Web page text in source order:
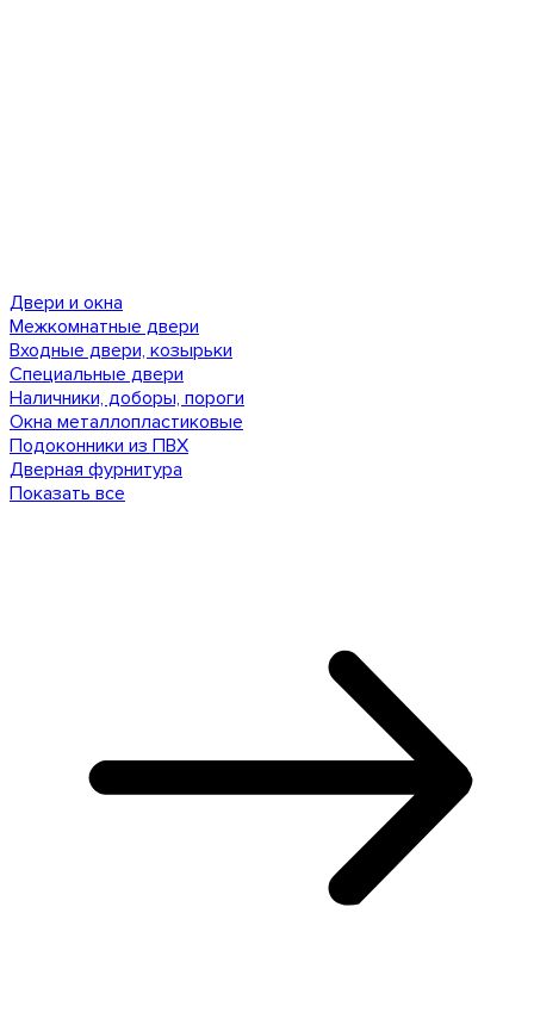
Двери и окна
Межкомнатные двери
Входные двери, козырьки
Специальные двери
Наличники, доборы, пороги
Окна металлопластиковые
Подоконники из ПВХ
Дверная фурнитура
Показать все